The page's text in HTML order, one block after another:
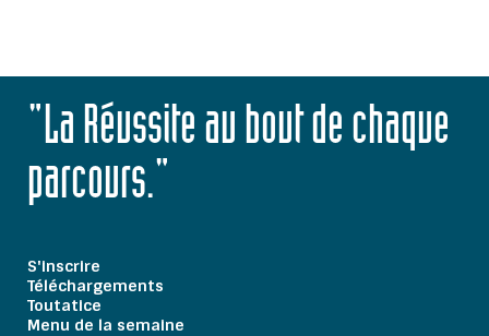
"La Réussite au bout de chaque
parcours."
S'inscrire
Téléchargements
Toutatice
Menu de la semaine